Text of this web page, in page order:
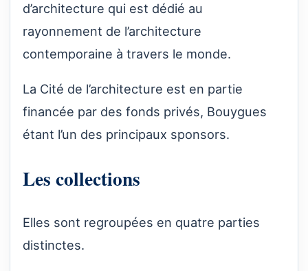
d’architecture qui est dédié au
rayonnement de l’architecture
contemporaine à travers le monde.
La Cité de l’architecture est en partie
financée par des fonds privés, Bouygues
étant l’un des principaux sponsors.
Les collections
Elles sont regroupées en quatre parties
distinctes.